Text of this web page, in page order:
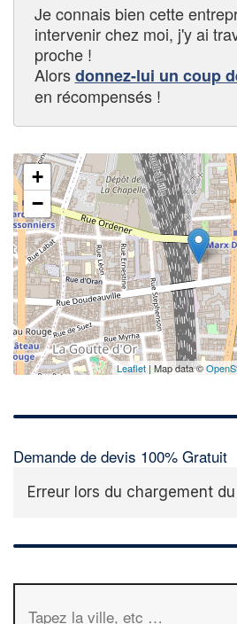
Je connais bien cette
intervenir chez moi, j'y ai
proche !
Alorsdonnez-lui un coup
en récompensés !
+
−
Leaflet | Map data ©
Demande de devis 100% Gratuit
Erreur lors du chargement